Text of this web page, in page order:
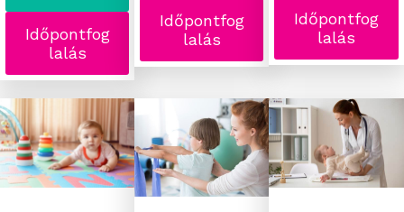
Időpontfog
lalás
Időpontfog
lalás
Időpontfog
lalás